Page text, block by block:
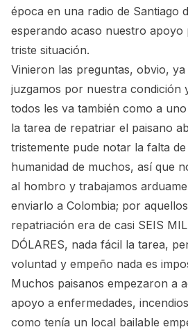
época en una radio de Santiago
esperando acaso nuestro
triste situación.
Vinieron las preguntas, obvio,
juzgamos por nuestra condición
todos les va también como a
la tarea de repatriar el paisano
tristemente pude notar la falta
humanidad de muchos, así que
al hombro y trabajamos
enviarlo a Colombia; por
repatriación era de casi SEIS
DÓLARES, nada fácil la tarea,
voluntad y empeño nada es
Muchos paisanos empezaron a
apoyo a enfermedades,
como tenía un local bailable